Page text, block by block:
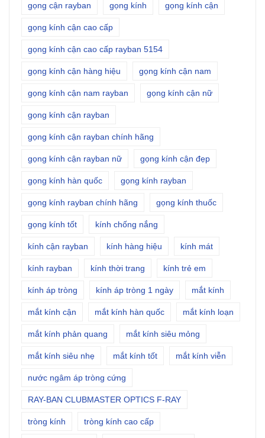
gọng cận rayban gọng kính gọng kính cận
gọng kính cận cao cấp
gọng kính cận cao cấp rayban 5154
gọng kính cận hàng hiệu gọng kính cận nam
gọng kính cận nam rayban gọng kính cận nữ
gọng kính cận rayban
gọng kính cận rayban chính hãng
gọng kính cận rayban nữ gọng kính cận đẹp
gọng kính hàn quốc gọng kính rayban
gọng kính rayban chính hãng gọng kính thuốc
gọng kính tốt kính chống nắng
kính cận rayban kính hàng hiệu kính mát
kính rayban kính thời trang kính trẻ em
kính áp tròng kính áp tròng 1 ngày mắt kính
mắt kính cận mắt kính hàn quốc mắt kính loạn
mắt kính phản quang mắt kính siêu mỏng
mắt kính siêu nhẹ mắt kính tốt mắt kính viễn
nước ngâm áp tròng cứng
RAY-BAN CLUBMASTER OPTICS F-RAY
tròng kính tròng kính cao cấp